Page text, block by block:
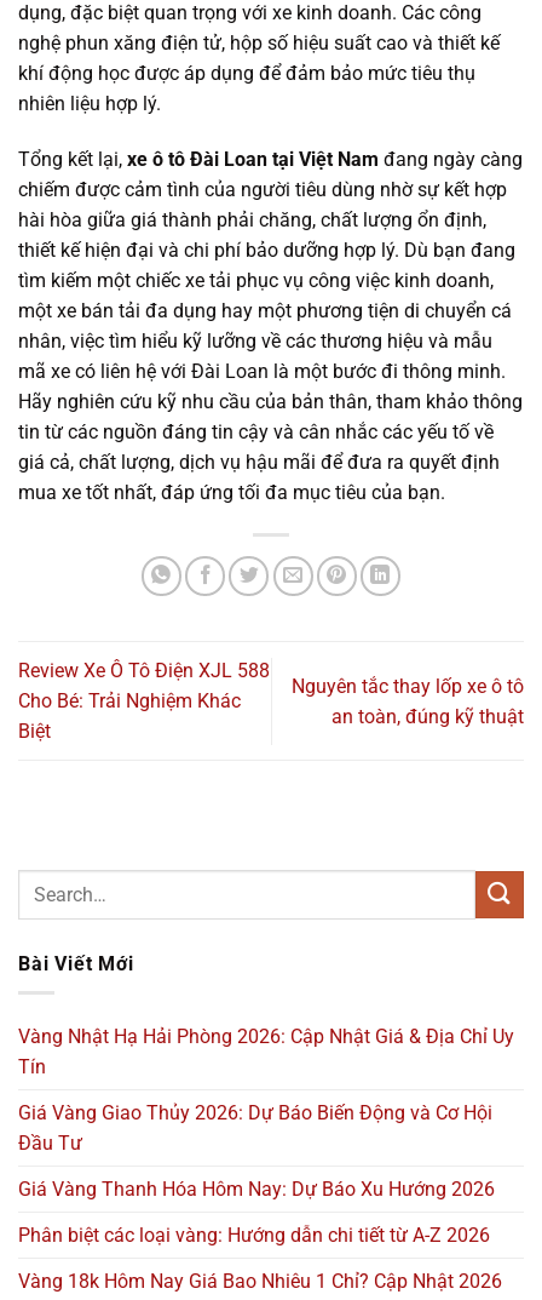
dụng, đặc biệt quan trọng với xe kinh doanh. Các công
nghệ phun xăng điện tử, hộp số hiệu suất cao và thiết kế
khí động học được áp dụng để đảm bảo mức tiêu thụ
nhiên liệu hợp lý.
Tổng kết lại, xe ô tô Đài Loan tại Việt Nam đang ngày càng
chiếm được cảm tình của người tiêu dùng nhờ sự kết hợp
hài hòa giữa giá thành phải chăng, chất lượng ổn định,
thiết kế hiện đại và chi phí bảo dưỡng hợp lý. Dù bạn đang
tìm kiếm một chiếc xe tải phục vụ công việc kinh doanh,
một xe bán tải đa dụng hay một phương tiện di chuyển cá
nhân, việc tìm hiểu kỹ lưỡng về các thương hiệu và mẫu
mã xe có liên hệ với Đài Loan là một bước đi thông minh.
Hãy nghiên cứu kỹ nhu cầu của bản thân, tham khảo thông
tin từ các nguồn đáng tin cậy và cân nhắc các yếu tố về
giá cả, chất lượng, dịch vụ hậu mãi để đưa ra quyết định
mua xe tốt nhất, đáp ứng tối đa mục tiêu của bạn.
Review Xe Ô Tô Điện XJL 588
Cho Bé: Trải Nghiệm Khác
Biệt
Nguyên tắc thay lốp xe ô tô
an toàn, đúng kỹ thuật
Bài Viết Mới
Vàng Nhật Hạ Hải Phòng 2026: Cập Nhật Giá & Địa Chỉ Uy
Tín
Giá Vàng Giao Thủy 2026: Dự Báo Biến Động và Cơ Hội
Đầu Tư
Giá Vàng Thanh Hóa Hôm Nay: Dự Báo Xu Hướng 2026
Phân biệt các loại vàng: Hướng dẫn chi tiết từ A-Z 2026
Vàng 18k Hôm Nay Giá Bao Nhiêu 1 Chỉ? Cập Nhật 2026